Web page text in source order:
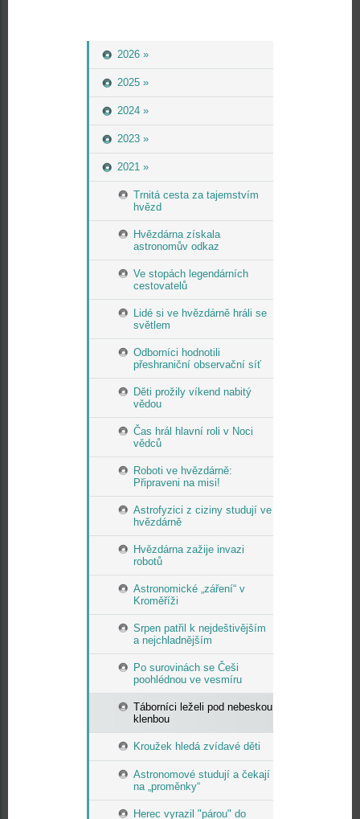
2026 »
2025 »
2024 »
2023 »
2021 »
Trnitá cesta za tajemstvím
hvězd
Hvězdárna získala
astronomův odkaz
Ve stopách legendárních
cestovatelů
Lidé si ve hvězdárně hráli se
světlem
Odborníci hodnotili
přeshraniční observační síť
Děti prožily víkend nabitý
vědou
Čas hrál hlavní roli v Noci
vědců
Roboti ve hvězdárně:
Připraveni na misi!
Astrofyzici z ciziny studují ve
hvězdárně
Hvězdárna zažije invazi
robotů
Astronomické „záření“ v
Kroměříži
Srpen patřil k nejdeštivějším
a nejchladnějším
Po surovinách se Češi
poohlédnou ve vesmíru
Táborníci leželi pod nebeskou
klenbou
Kroužek hledá zvídavé děti
Astronomové studují a čekají
na „proměnky“
Herec vyrazil "párou" do